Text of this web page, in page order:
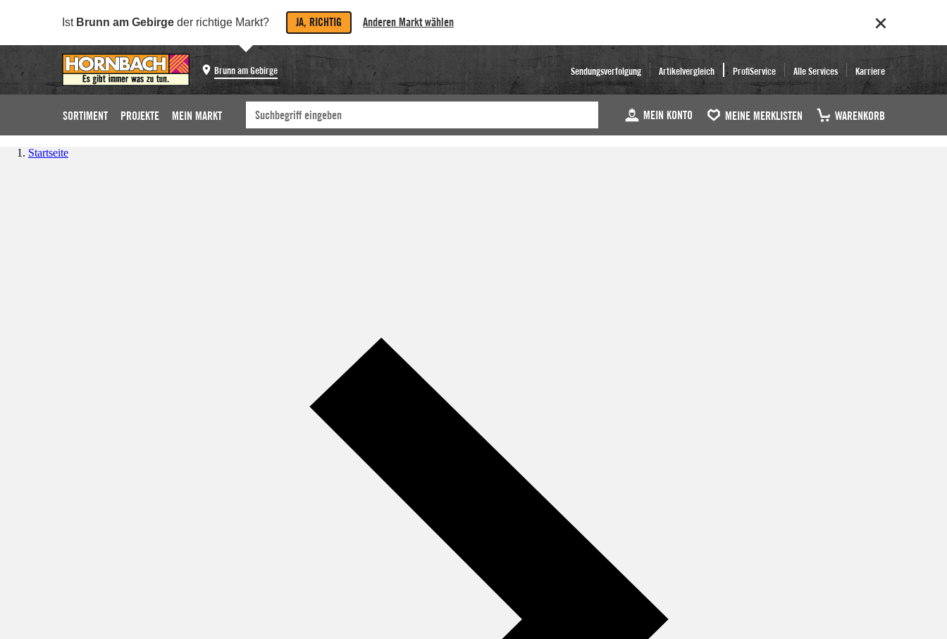
Ist Brunn am Gebirge der richtige Markt? JA, RICHTIG Anderen Markt wählen
Brunn am Gebirge Sendungsverfolgung Artikelvergleich ProfiService Alle Services Karriere
SORTIMENT PROJEKTE MEIN MARKT MEIN KONTO MEINE MERKLISTEN WARENKORB
Startseite